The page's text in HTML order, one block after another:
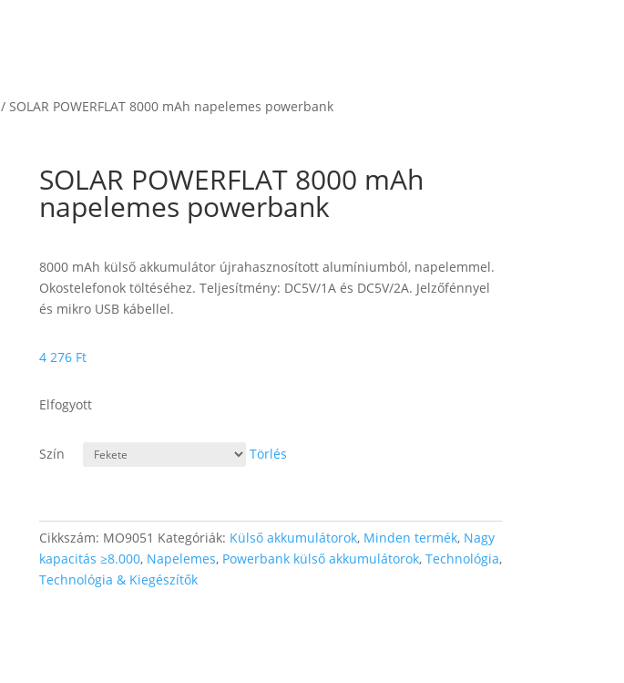
/ SOLAR POWERFLAT 8000 mAh napelemes powerbank
SOLAR POWERFLAT 8000 mAh
napelemes powerbank
8000 mAh külső akkumulátor újrahasznosított alumíniumból, napelemmel.
Okostelefonok töltéséhez. Teljesítmény: DC5V/1A és DC5V/2A. Jelzőfénnyel
és mikro USB kábellel.
4 276 Ft
Elfogyott
Szín Törlés
Cikkszám: MO9051 Kategóriák: Külső akkumulátorok, Minden termék, Nagy
kapacitás ≥8.000, Napelemes, Powerbank külső akkumulátorok, Technológia,
Technológia & Kiegészítők